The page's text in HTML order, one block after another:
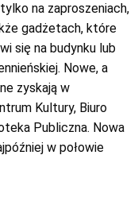
na zaproszeniach,
gadżetach, które
się na budynku lub
Nowe, a
zyskają w
Kultury, Biuro
Publiczna. Nowa
w połowie